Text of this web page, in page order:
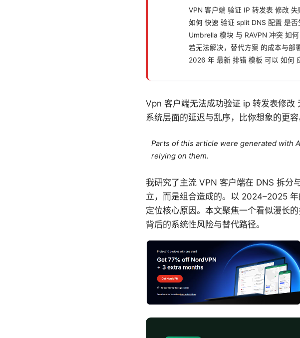
VPN 客户端 验证 IP 转发表 修改
如何 快速 验证 split DNS 配置 是否
Umbrella 模块 与 RAVPN 冲突 如
若无法解决，替代方案 的成本与部
2026 年 最新 排错 模板 可以 如何
Vpn 客户端无法成功验证 ip 转发表修改
系统层面的延迟与乱序，比你想象的更容
Parts of this article were generated with
relying on them.
我研究了主流 VPN 客户端在 DNS 拆分
立，而是组合造成的。以 2024–2025
定位核心原因。本文聚焦一个看似漫长
背后的系统性风险与替代路径。